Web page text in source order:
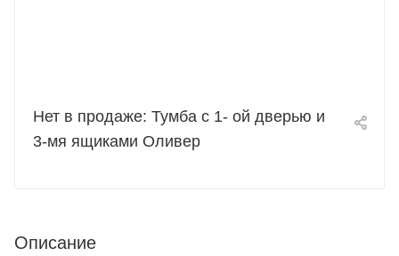
Нет в продаже: Тумба с 1- ой дверью и
3-мя ящиками Оливер
Описание